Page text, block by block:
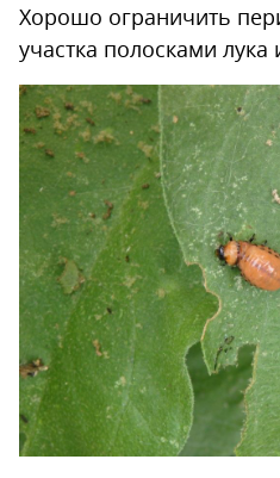
Хорошо ограничить
участка полосками лука